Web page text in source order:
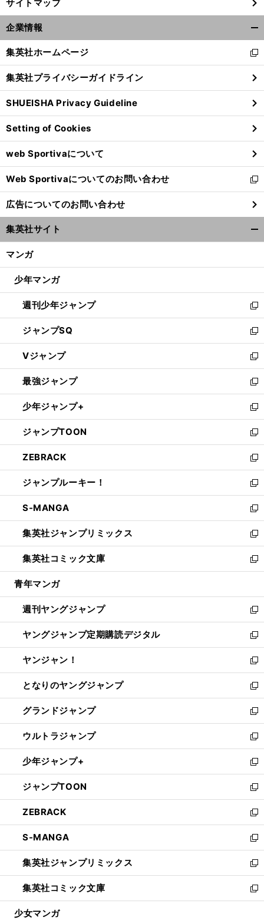
サイトマップ
企業情報
閉
る
集英社ホームページ
新
し
い
ウ
ィ
ン
ド
ウ
で
開
く
集英社プライバシーガイドライン
SHUEISHA Privacy Guideline
Setting of Cookies
web Sportivaについて
Web Sportivaについてのお問い合わせ
新
し
い
ウ
ィ
ン
ウ
開
く
広告についてのお問い合わせ
集英社サイト
マンガ
少年マンガ
週刊少年ジャンプ
新
し
い
ウ
ィ
ン
ド
ウ
で
開
く
ジャンプSQ
新
し
い
ウ
ィ
ン
ド
ウ
で
開
く
Vジャンプ
新
し
い
ウ
ィ
ン
ド
ウ
で
開
く
最強ジャンプ
新
し
い
ウ
ィ
ン
ド
ウ
で
開
く
少年ジャンプ+
新
し
い
ウ
ィ
ン
ド
ウ
で
開
く
ジャンプTOON
新
し
い
ウ
ィ
ン
ド
ウ
で
開
く
ZEBRACK
新
し
い
ウ
ィ
ン
ド
ウ
で
開
ジャンプルーキー！
新
し
い
ウ
ィ
ン
ド
ウ
開
く
S-MANGA
新
し
い
ウ
ィ
ン
ウ
で
開
く
集英社ジャンプリミックス
新
し
い
ウ
ン
ド
ウ
で
開
く
集英社コミック文庫
新
し
ウ
ィ
ン
ド
ウ
で
開
く
青年マンガ
週刊ヤングジャンプ
新
し
い
ウ
ィ
ン
ド
ウ
で
開
く
ヤングジャンプ定期購読デジタル
新
し
い
ウ
ィ
ン
ド
ウ
で
開
く
ヤンジャン！
新
し
い
ウ
ィ
ン
ド
ウ
で
開
く
となりのヤングジャンプ
新
し
い
ウ
ィ
ン
ド
ウ
で
開
く
グランドジャンプ
新
し
い
ウ
ィ
ン
ド
ウ
で
開
く
ウルトラジャンプ
新
し
い
ウ
ィ
ン
ド
ウ
で
開
く
少年ジャンプ+
新
し
い
ウ
ィ
ン
ド
ウ
で
開
く
ジャンプTOON
新
し
い
ウ
ィ
ン
ド
ウ
で
開
ZEBRACK
新
し
い
ウ
ィ
ン
ド
ウ
S-MANGA
新
し
い
ウ
ィ
ン
集英社ジャンプリミックス
新
し
い
ウ
集英社コミック文庫
新
し
少女マンガ